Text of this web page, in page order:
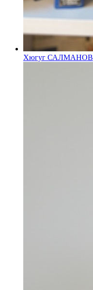
Хюгуг САЛМАНОВ